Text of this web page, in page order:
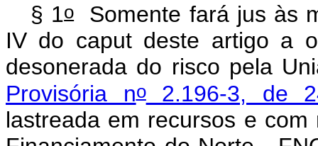
§ 1oSomente fará jus às
IV do caputdeste artigo a
desonerada do risco pela
Provisória no2.196-3, de
lastreada em recursos e